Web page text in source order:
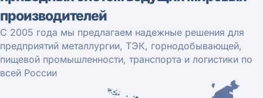
производителей
С 2005 года мы предлагаем надежные решения для
предприятий металлургии, ТЭК, горнодобывающей,
пищевой промышленности, транспорта и логистики по
всей России